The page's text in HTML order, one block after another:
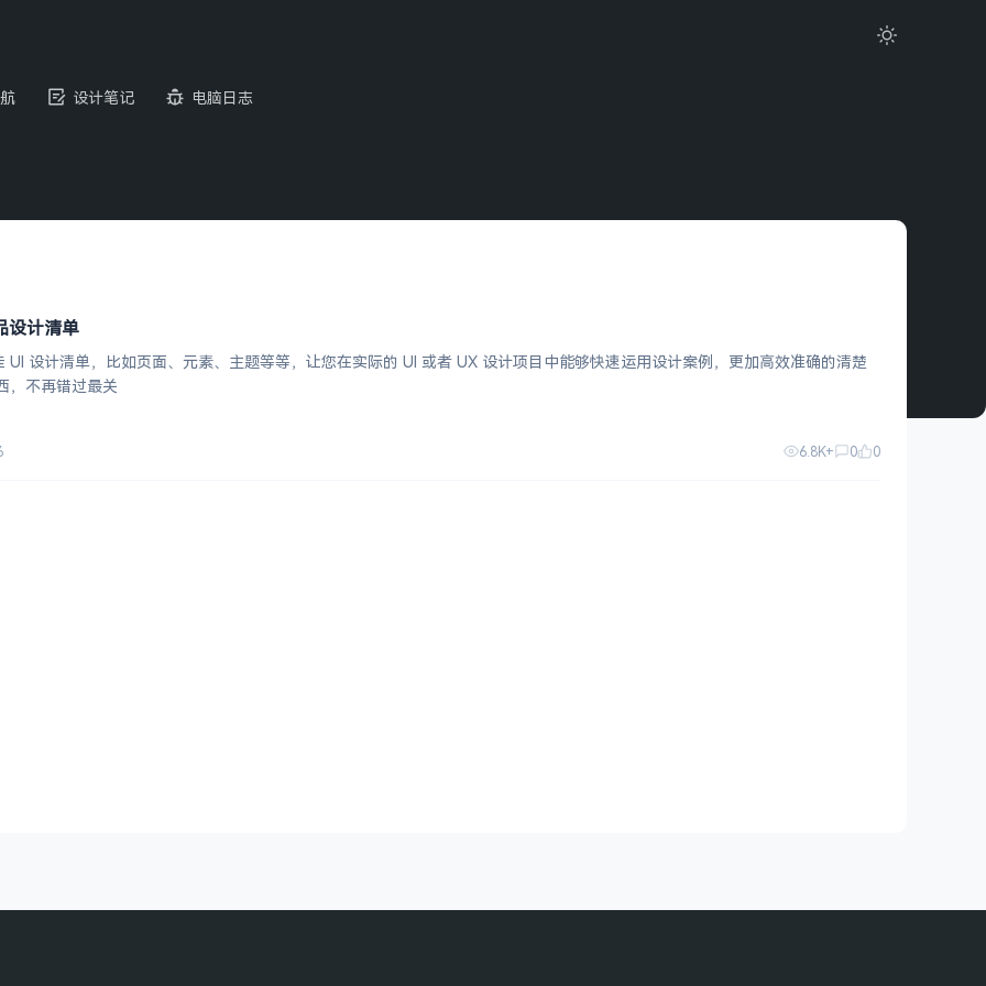
设计笔记 电脑日志
设计清单
设计清单，比如页面、元素、主题等等，让您在实际的 UI 或者 UX 设计项目中能够快速运用设计案例，更加高效准确的清楚
，不再错过最关
6.8K+ 0 0